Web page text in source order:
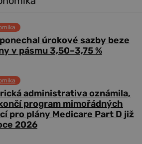
ponechal úrokové sazby beze
v pásmu 3,50–3,75 %
administrativa oznámila,
program mimořádných
pro plány Medicare Part D již
2026